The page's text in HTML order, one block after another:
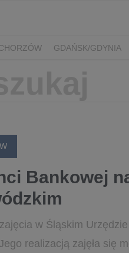
GDAŃSK/GDYNIA
Bankowej
zajęcia w Śląskim
realizacją zajęła się